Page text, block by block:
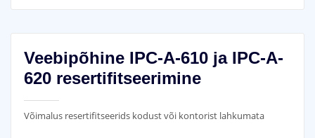
Veebipõhine IPC-A-610 ja IPC-A-
620 resertifitseerimine
Võimalus resertifitseerids kodust või kontorist lahkumata